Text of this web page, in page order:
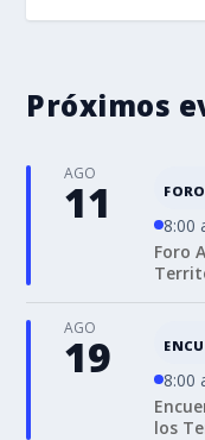
Próximos
AGO
11 FORO
8:00
Foro
AGO
19
8:00
los